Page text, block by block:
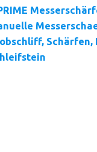
Schärfen,